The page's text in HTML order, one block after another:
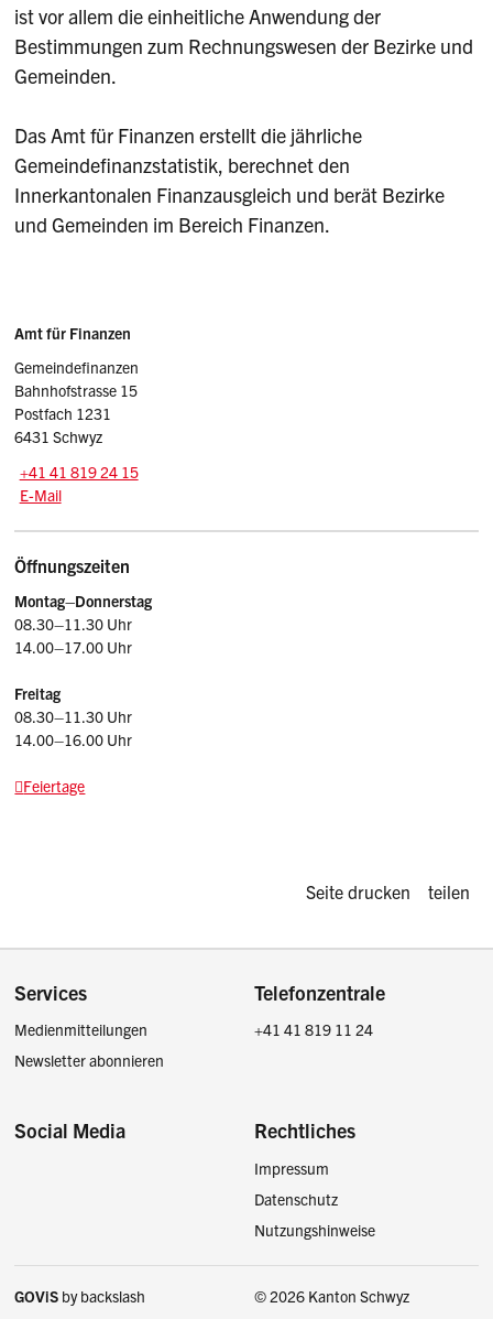
ist vor allem die einheitliche Anwendung der
Bestimmungen zum Rechnungswesen der Bezirke und
Gemeinden.
Das Amt für Finanzen erstellt die jährliche
Gemeindefinanzstatistik, berechnet den
Innerkantonalen Finanzausgleich und berät Bezirke
und Gemeinden im Bereich Finanzen.
Sidebar
Adresse
Amt für Finanzen
Gemeindefinanzen
Bahnhofstrasse 15
Postfach 1231
6431 Schwyz
Tel.:
+41 41 819 24 15
E-Mail: afin
E-Mail
Öffnungszeiten
Montag–Donnerstag
08.30–11.30 Uhr
14.00–17.00 Uhr
Freitag
08.30–11.30 Uhr
14.00–16.00 Uhr
Feiertage
Diese Seite
Seite drucken teilen
Footer
Services
Medienmitteilungen
Newsletter abonnieren
Telefonzentrale
+41 41 819 11 24
Social Media Rechtliches
Impressum
Datenschutz
Nutzungshinweise
GOViS bybackslash © 2026 Kanton Schwyz